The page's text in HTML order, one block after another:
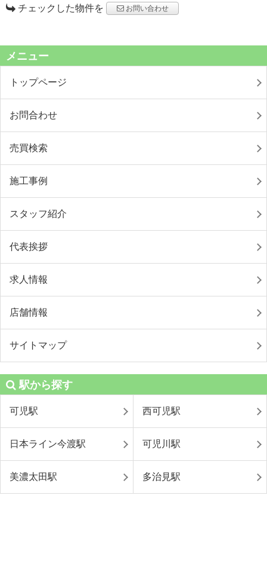
チェックした物件を お問い合わせ
メニュー
トップページ
お問合わせ
売買検索
施工事例
スタッフ紹介
代表挨拶
求人情報
店舗情報
サイトマップ
駅から探す
可児駅 西可児駅
日本ライン今渡駅 可児川駅
美濃太田駅 多治見駅